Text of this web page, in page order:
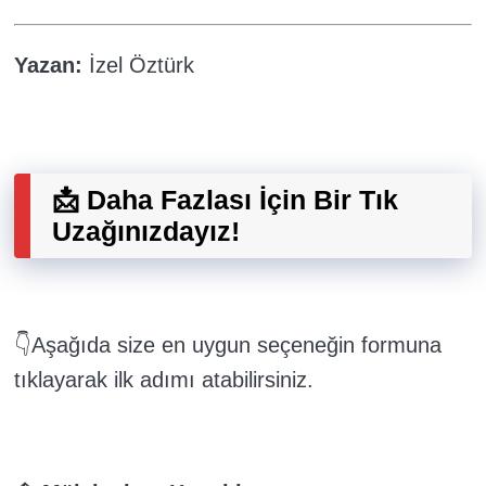
Yazan: İzel Öztürk
📩 Daha Fazlası İçin Bir Tık
Uzağınızdayız!
👇Aşağıda size en uygun seçeneğin formuna
tıklayarak ilk adımı atabilirsiniz.